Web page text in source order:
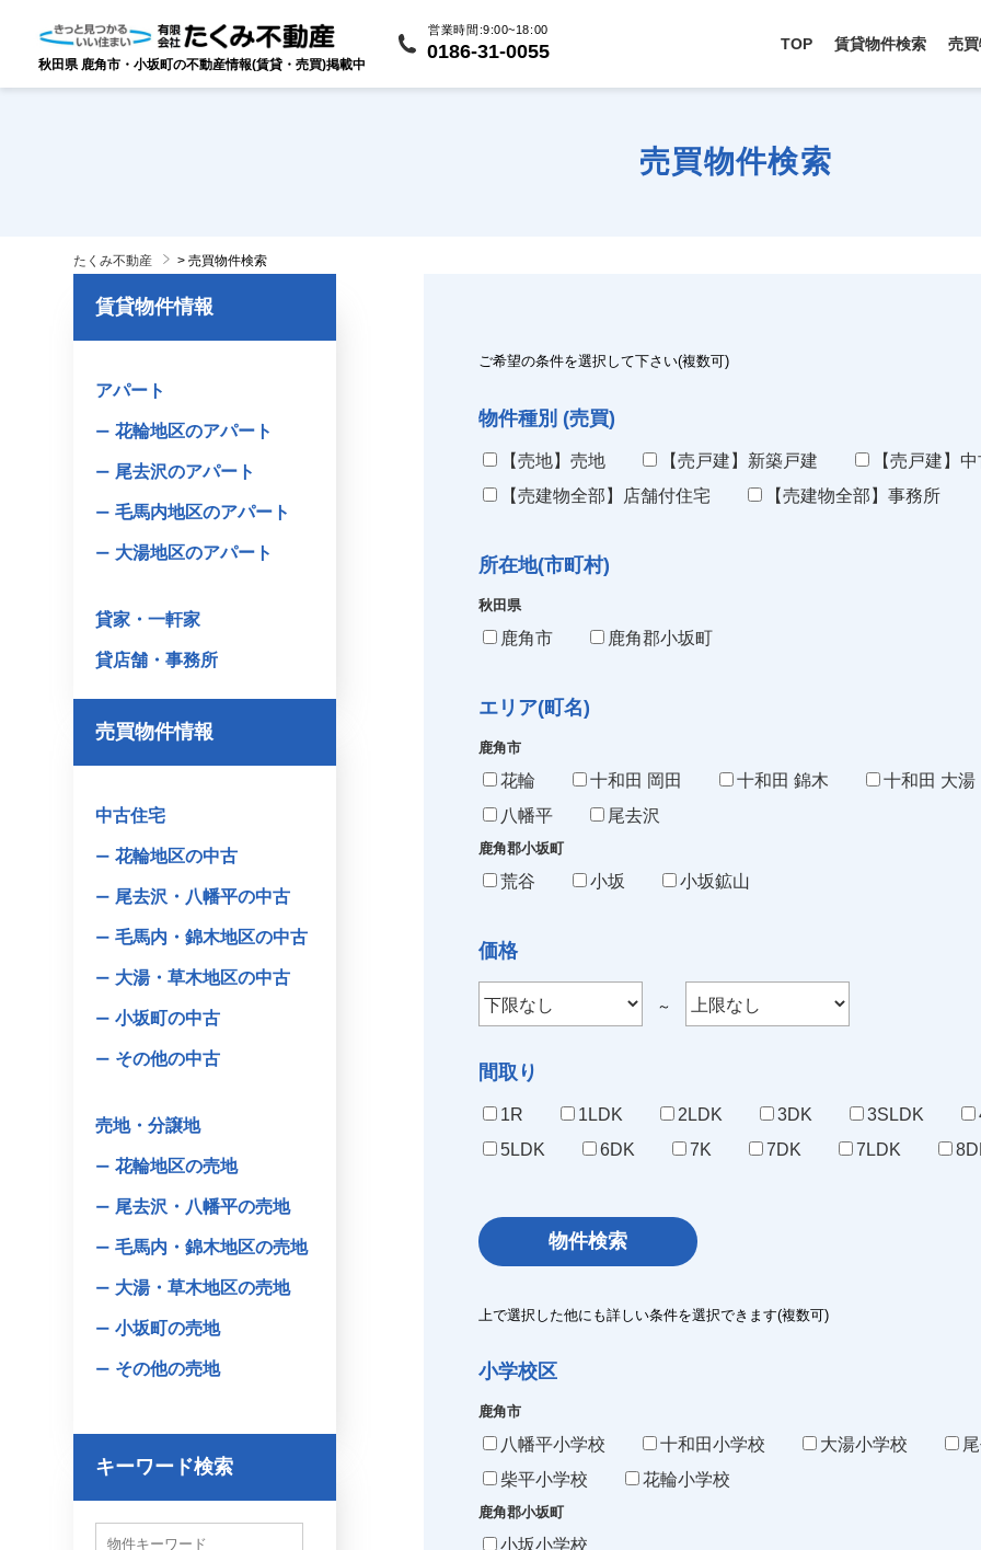
秋田県 鹿角市・小坂町の不動産情報(賃貸・売買)掲載中
営業時間:9:00~18:00
0186-31-0055 TOP 賃貸物件検索 売
売買物件検索
たくみ不動産 >売買物件検索
ご希望の条件を選択して下さい(複数可)
物件種別 (売買)
【売地】売地 【売戸建】新築戸建 【売戸建】
【売建物全部】店舗付住宅
【売建物全部】事務所
所在地(市町村)
秋田県
鹿角市 鹿角郡小坂町
エリア(町名)
鹿角市
花輪 十和田 岡田 十和田 錦木 十和田 大湯
八幡平
尾去沢
鹿角郡小坂町
荒谷 小坂 小坂鉱山
価格
～
間取り
1R 1LDK 2LDK 3DK 3SLDK
5LDK
6DK 7K 7DK 7LDK
上で選択した他にも詳しい条件を選択できます(複数可)
小学校区
鹿角市
八幡平小学校 十和田小学校 大湯小学校
柴平小学校
花輪小学校
鹿角郡小坂町
小坂小学校
賃貸物件情報
アパート
花輪地区のアパート
尾去沢のアパート
毛馬内地区のアパート
大湯地区のアパート
貸家・一軒家
貸店舗・事務所
売買物件情報
中古住宅
花輪地区の中古
尾去沢・八幡平の中古
毛馬内・錦木地区の中古
大湯・草木地区の中古
小坂町の中古
その他の中古
売地・分譲地
花輪地区の売地
尾去沢・八幡平の売地
毛馬内・錦木地区の売地
大湯・草木地区の売地
小坂町の売地
その他の売地
キーワード検索